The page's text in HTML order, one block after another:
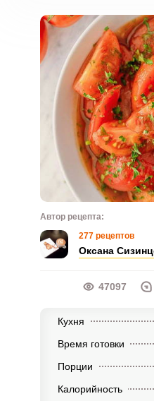
Автор рецепта:
277 рецептов
Оксана
47097
Кухня
Время готовки
Порции
Калорийность